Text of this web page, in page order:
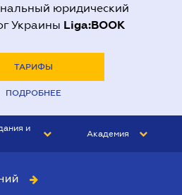
юридический
Украины Liga:BOOK
ТАРИФЫ
ПОДРОБНЕЕ
и
Академия